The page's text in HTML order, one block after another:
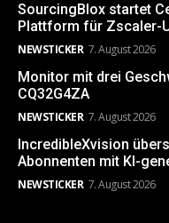
SourcingBlox startet
Plattform für Zscaler-
NEWSTICKER 7. August 2026
Monitor mit drei
CQ32G4ZA
NEWSTICKER 7. August 2026
IncredibleXvision
Abonnenten mit KI-
NEWSTICKER 7. August 2026